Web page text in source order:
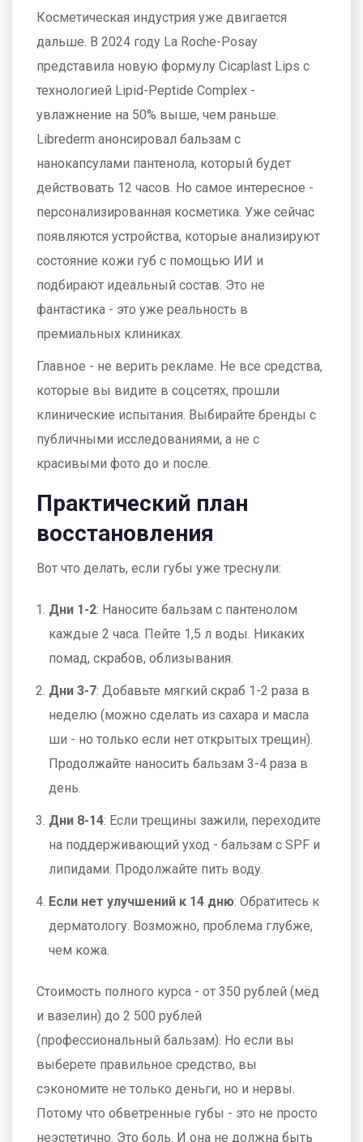
Косметическая индустрия уже двигается
дальше. В 2024 году La Roche-Posay
представила новую формулу Cicaplast Lips с
технологией Lipid-Peptide Complex -
увлажнение на 50% выше, чем раньше.
Librederm анонсировал бальзам с
нанокапсулами пантенола, который будет
действовать 12 часов. Но самое интересное -
персонализированная косметика. Уже сейчас
появляются устройства, которые анализируют
состояние кожи губ с помощью ИИ и
подбирают идеальный состав. Это не
фантастика - это уже реальность в
премиальных клиниках.
Главное - не верить рекламе. Не все средства,
которые вы видите в соцсетях, прошли
клинические испытания. Выбирайте бренды с
публичными исследованиями, а не с
красивыми фото до и после.
Практический план
восстановления
Вот что делать, если губы уже треснули:
Дни 1-2: Наносите бальзам с пантенолом
каждые 2 часа. Пейте 1,5 л воды. Никаких
помад, скрабов, облизывания.
Дни 3-7: Добавьте мягкий скраб 1-2 раза в
неделю (можно сделать из сахара и масла
ши - но только если нет открытых трещин).
Продолжайте наносить бальзам 3-4 раза в
день.
Дни 8-14: Если трещины зажили, переходите
на поддерживающий уход - бальзам с SPF и
липидами. Продолжайте пить воду.
Если нет улучшений к 14 дню: Обратитесь к
дерматологу. Возможно, проблема глубже,
чем кожа.
Стоимость полного курса - от 350 рублей (мёд
и вазелин) до 2 500 рублей
(профессиональный бальзам). Но если вы
выберете правильное средство, вы
сэкономите не только деньги, но и нервы.
Потому что обветренные губы - это не просто
неэстетично. Это боль. И она не должна быть